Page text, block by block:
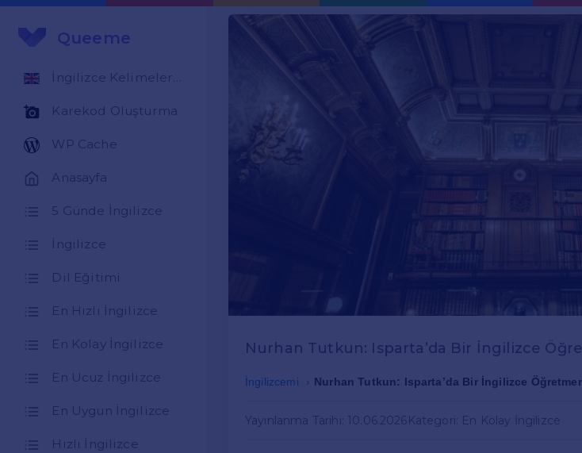
Queeme
Karekod Oluşturma
WP Cache
Anasayfa
5 Günde İngilizce
İngilizce
Dil Eğitimi
En Hızlı İngilizce
En Kolay İngilizce
En Ucuz İngilizce
En Uygun İngilizce
Hızlı İngilizce
Nurhan Tutkun: Isparta’da Bir İngilizce
İngilizcemi Nurhan Tutkun: Isparta’da Bir İngilizce
Yayınlanma Tarihi: 10.06.2026 Kategori: En Kolay İngilizce